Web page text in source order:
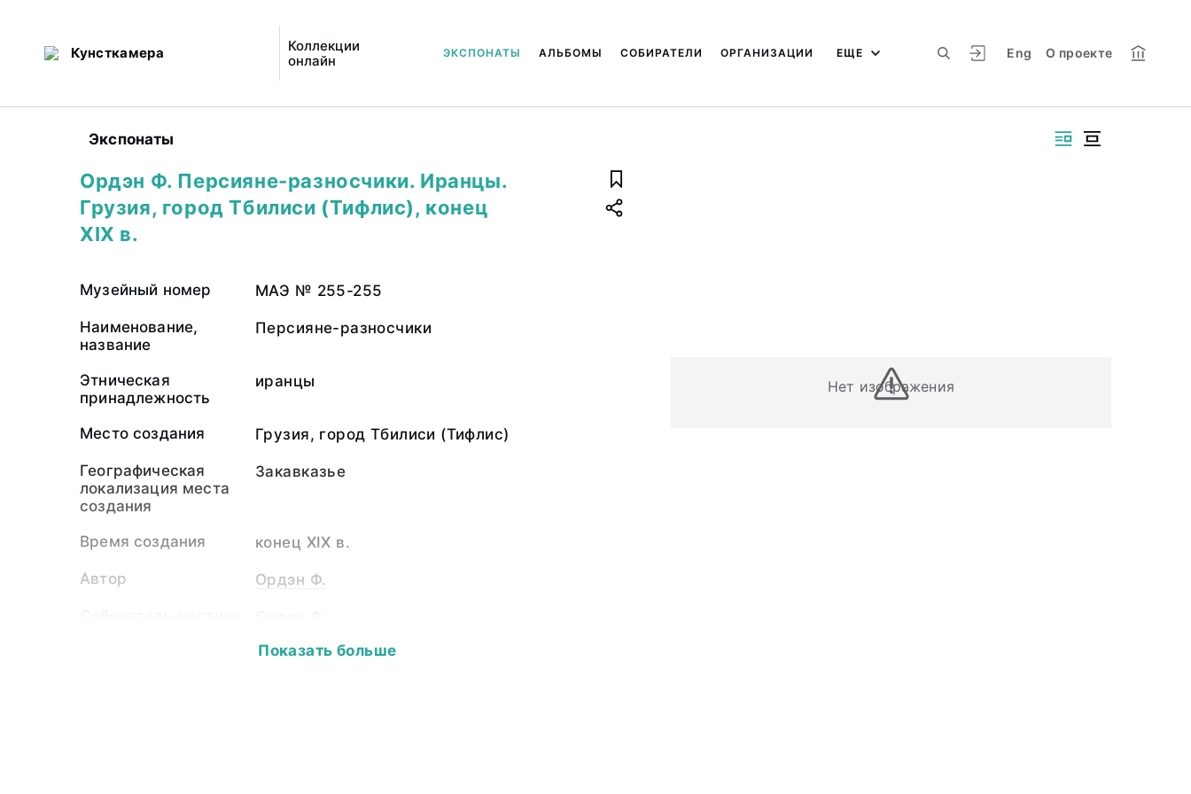
Кунсткамера
Коллекции
онлайн
Eng О проекте
ЭКСПОНАТЫ АЛЬБОМЫ СОБИРАТЕЛИ ОРГАНИЗАЦИИ ЕЩЕ
Экспонаты
Нет изображения
Ордэн Ф. Персияне-разносчики. Иранцы.
Грузия, город Тбилиси (Тифлис), конец
XIX в.
Музейный номер МАЭ № 255-255
Наименование,
название
Персияне-разносчики
Этническая
принадлежность
иранцы
Место создания Грузия, город Тбилиси (Тифлис)
Географическая
локализация места
создания
Закавказье
Время создания конец XIX в.
Автор Ордэн Ф.
Показать больше